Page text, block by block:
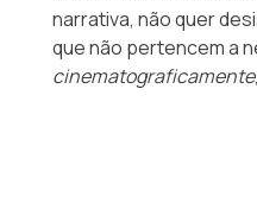
narrativa, não quer
que não pertencem a
cinematograficamente